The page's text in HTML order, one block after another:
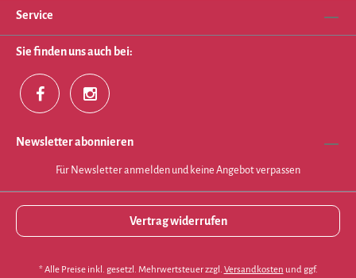
Service
Sie finden uns auch bei:
Newsletter abonnieren
Für Newsletter anmelden und keine Angebot verpassen
Vertrag widerrufen
* Alle Preise inkl. gesetzl. Mehrwertsteuer zzgl. Versandkosten und ggf.